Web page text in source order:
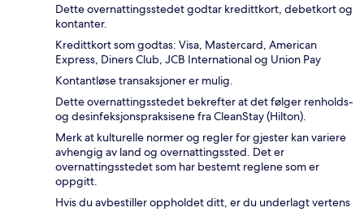
Dette overnattingsstedet godtar kredittkort, debetkort og
kontanter.
Kredittkort som godtas: Visa, Mastercard, American
Express, Diners Club, JCB International og Union Pay
Kontantløse transaksjoner er mulig.
Dette overnattingsstedet bekrefter at det følger renholds-
og desinfeksjonspraksisene fra CleanStay (Hilton).
Merk at kulturelle normer og regler for gjester kan variere
avhengig av land og overnattingssted. Det er
overnattingsstedet som har bestemt reglene som er
oppgitt.
Hvis du avbestiller oppholdet ditt, er du underlagt vertens